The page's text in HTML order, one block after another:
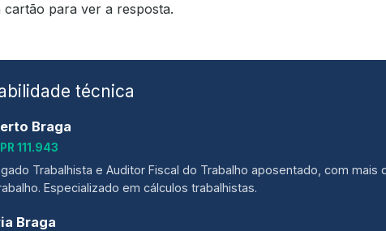
cartão para ver a resposta.
técnica
Braga
111.943
Trabalhista e Auditor Fiscal do Trabalho aposentado, com mais
Especializado em cálculos trabalhistas.
Braga